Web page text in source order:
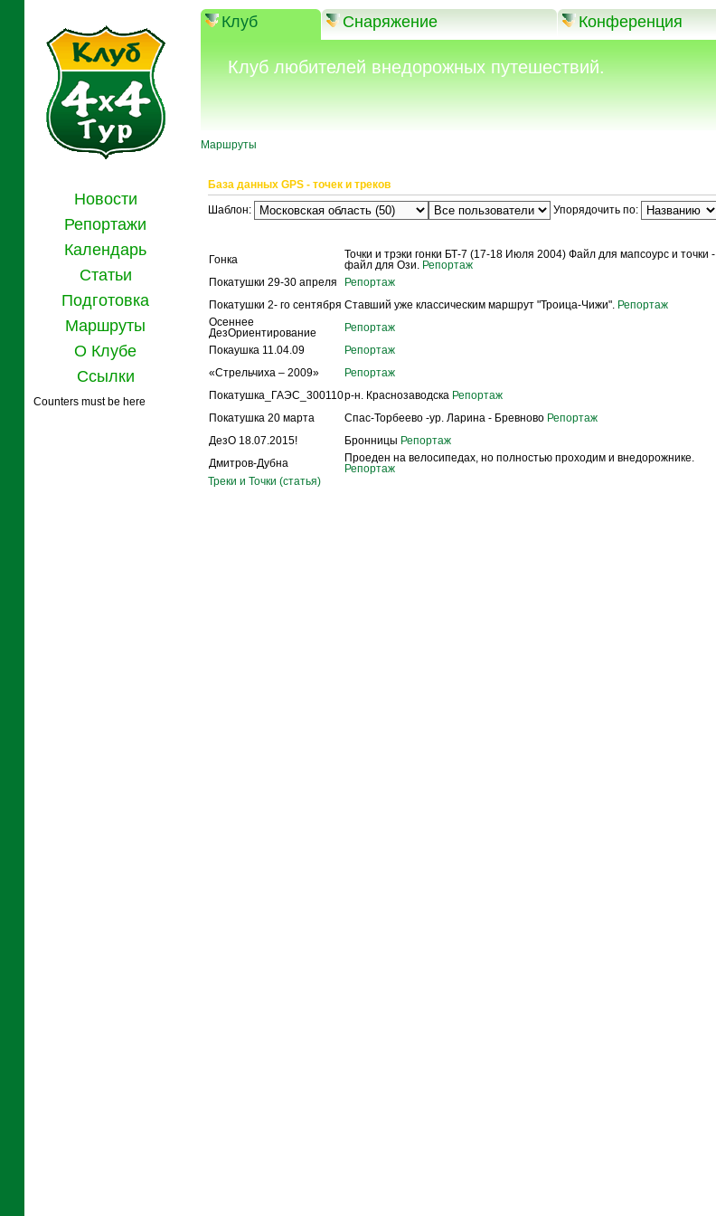
Клуб Снаряжение Конференция
Клуб любителей внедорожных путешествий.
Маршруты
Новости
Репортажи
Календарь
Статьи
Подготовка
Маршруты
О Клубе
Ссылки
Counters must be here
База данных GPS - точек и треков
Шаблон:
Упорядочить по:
Гонка
Точки и трэки гонки БТ-7 (17-18 Июля 2004) Файл для мапсоурс и точки -
файл для Ози. Репортаж
Покатушки 29-30 апреля
Репортаж
Покатушки 2- го сентября Ставший уже классическим маршрут "Троица-Чижи". Репортаж
Осеннее
ДезОриентирование
Репортаж
Покаушка 11.04.09
Репортаж
«Стрельчиха – 2009»
Репортаж
Покатушка_ГАЭС_300110р-н. Краснозаводска Репортаж
Покатушка 20 марта
Спас-Торбеево -ур. Ларина - БревновоРепортаж
ДезО 18.07.2015!
Бронницы Репортаж
Дмитров-Дубна
Проеден на велосипедах, но полностью проходим и внедорожнике.
Репортаж
Треки и Точки (статья)